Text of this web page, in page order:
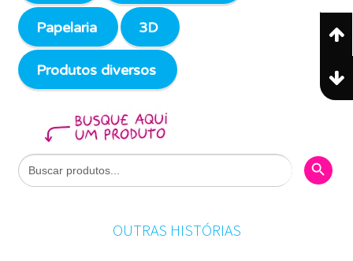
Papelaria 3D
Produtos diversos
Search
for:
Search
OUTRAS HISTÓRIAS